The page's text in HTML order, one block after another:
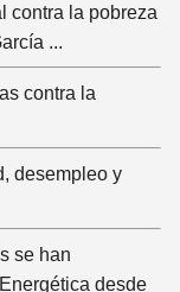
contra la pobreza
...
contra la
desempleo y
se han
desde